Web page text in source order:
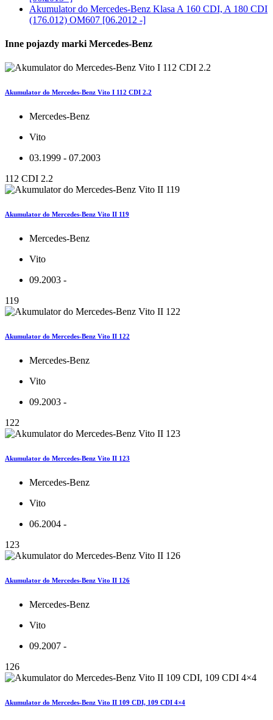
Akumulator do Mercedes-Benz Klasa A 160 CDI, A 180 CDI
(176.012) OM607 [06.2012 -]
Inne pojazdy marki Mercedes-Benz
Akumulator do Mercedes-Benz Vito I 112 CDI 2.2
Mercedes-Benz
Vito
03.1999 - 07.2003
112 CDI 2.2
Akumulator do Mercedes-Benz Vito II 119
Mercedes-Benz
Vito
09.2003 -
119
Akumulator do Mercedes-Benz Vito II 122
Mercedes-Benz
Vito
09.2003 -
122
Akumulator do Mercedes-Benz Vito II 123
Mercedes-Benz
Vito
06.2004 -
123
Akumulator do Mercedes-Benz Vito II 126
Mercedes-Benz
Vito
09.2007 -
126
Akumulator do Mercedes-Benz Vito II 109 CDI, 109 CDI 4×4